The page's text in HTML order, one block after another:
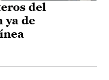
del
ya de